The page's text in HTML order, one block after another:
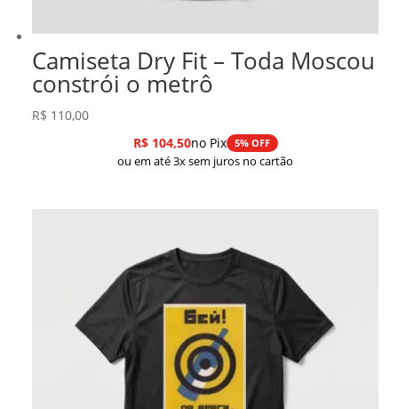
Camiseta Dry Fit – Toda Moscou
constrói o metrô
R$ 110,00
R$104,50no Pix 5% OFF
ou em até 3x sem juros no cartão